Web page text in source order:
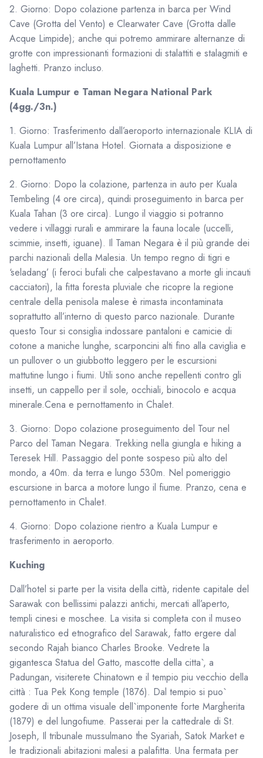
2. Giorno: Dopo colazione partenza in barca per Wind
Cave (Grotta del Vento) e Clearwater Cave (Grotta dalle
Acque Limpide); anche qui potremo ammirare alternanze di
grotte con impressionanti formazioni di stalattiti e stalagmiti e
laghetti. Pranzo incluso.
Kuala Lumpur e Taman Negara National Park
(4gg./3n.)
1. Giorno: Trasferimento dall’aeroporto internazionale KLIA di
Kuala Lumpur all’Istana Hotel. Giornata a disposizione e
pernottamento
2. Giorno: Dopo la colazione, partenza in auto per Kuala
Tembeling (4 ore circa), quindi proseguimento in barca per
Kuala Tahan (3 ore circa). Lungo il viaggio si potranno
vedere i villaggi rurali e ammirare la fauna locale (uccelli,
scimmie, insetti, iguane). Il Taman Negara è il più grande dei
parchi nazionali della Malesia. Un tempo regno di tigri e
‘seladang’ (i feroci bufali che calpestavano a morte gli incauti
cacciatori), la fitta foresta pluviale che ricopre la regione
centrale della penisola malese è rimasta incontaminata
soprattutto all’interno di questo parco nazionale. Durante
questo Tour si consiglia indossare pantaloni e camicie di
cotone a maniche lunghe, scarponcini alti fino alla caviglia e
un pullover o un giubbotto leggero per le escursioni
mattutine lungo i fiumi. Utili sono anche repellenti contro gli
insetti, un cappello per il sole, occhiali, binocolo e acqua
minerale.Cena e pernottamento in Chalet.
3. Giorno: Dopo colazione proseguimento del Tour nel
Parco del Taman Negara. Trekking nella giungla e hiking a
Teresek Hill. Passaggio del ponte sospeso più alto del
mondo, a 40m. da terra e lungo 530m. Nel pomeriggio
escursione in barca a motore lungo il fiume. Pranzo, cena e
pernottamento in Chalet.
4. Giorno: Dopo colazione rientro a Kuala Lumpur e
trasferimento in aeroporto.
Kuching
Dall’hotel si parte per la visita della città, ridente capitale del
Sarawak con bellissimi palazzi antichi, mercati all’aperto,
templi cinesi e moschee. La visita si completa con il museo
naturalistico ed etnografico del Sarawak, fatto ergere dal
secondo Rajah bianco Charles Brooke. Vedrete la
gigantesca Statua del Gatto, mascotte della citta`, a
Padungan, visiterete Chinatown e il tempio piu vecchio della
città : Tua Pek Kong temple (1876). Dal tempio si puo`
godere di un ottima visuale dell`imponente forte Margherita
(1879) e del lungofiume. Passerai per la cattedrale di St.
Joseph, Il tribunale mussulmano the Syariah, Satok Market e
le tradizionali abitazioni malesi a palafitta. Una fermata per